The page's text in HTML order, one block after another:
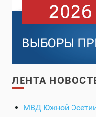
ЛЕНТА
МВД Южной Осетии